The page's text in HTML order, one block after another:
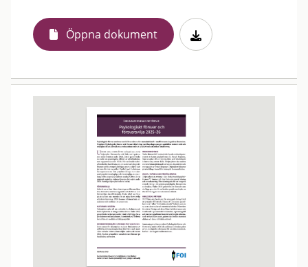
Öppna dokument